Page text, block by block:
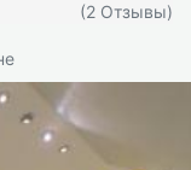
(2 Отзывы)